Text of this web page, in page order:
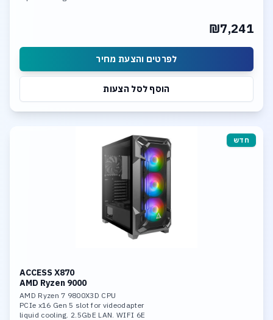
₪7,241
לפרטים והצעת מחיר
הוסף לסל הצעות
חדש
ACCESS X870
AMD Ryzen 9000
AMD Ryzen 7 9800X3D CPU
PCIe x16 Gen 5 slot for videodapter
liquid cooling. 2.5GbE LAN. WIFI 6E